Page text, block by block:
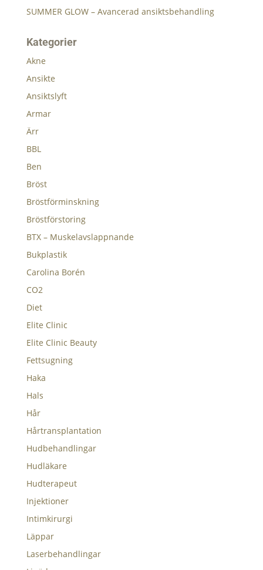
SUMMER GLOW – Avancerad ansiktsbehandling
Kategorier
Akne
Ansikte
Ansiktslyft
Armar
Ärr
BBL
Ben
Bröst
Bröstförminskning
Bröstförstoring
BTX – Muskelavslappnande
Bukplastik
Carolina Borén
CO2
Diet
Elite Clinic
Elite Clinic Beauty
Fettsugning
Haka
Hals
Hår
Hårtransplantation
Hudbehandlingar
Hudläkare
Hudterapeut
Injektioner
Intimkirurgi
Läppar
Laserbehandlingar